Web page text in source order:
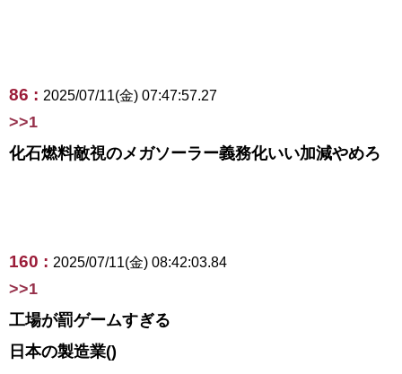
86 : 2025/07/11(金) 07:47:57.27
>>1
化石燃料敵視のメガソーラー義務化いい加減やめろ
160 : 2025/07/11(金) 08:42:03.84
>>1
工場が罰ゲームすぎる
日本の製造業()